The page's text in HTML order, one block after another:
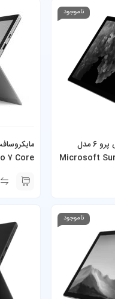
ناموجود
مایکروسافت سرفیس پرو 6 مدل
Microsoft
7 Core
همراه
ناموجود